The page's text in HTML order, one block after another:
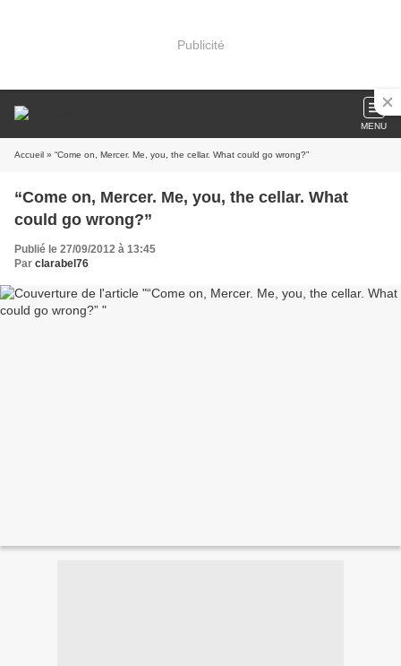
Publicité
MENU
Accueil » “Come on, Mercer. Me, you, the cellar. What could go wrong?”
“Come on, Mercer. Me, you, the cellar. What
could go wrong?”
Publié le 27/09/2012 à 13:45
Par clarabel76